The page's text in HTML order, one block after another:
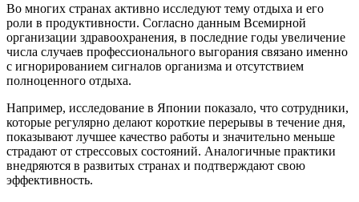
Во многих странах активно исследуют тему отдыха и его
роли в продуктивности. Согласно данным Всемирной
организации здравоохранения, в последние годы увеличение
числа случаев профессионального выгорания связано именно
с игнорированием сигналов организма и отсутствием
полноценного отдыха.
Например, исследование в Японии показало, что сотрудники,
которые регулярно делают короткие перерывы в течение дня,
показывают лучшее качество работы и значительно меньше
страдают от стрессовых состояний. Аналогичные практики
внедряются в развитых странах и подтверждают свою
эффективность.